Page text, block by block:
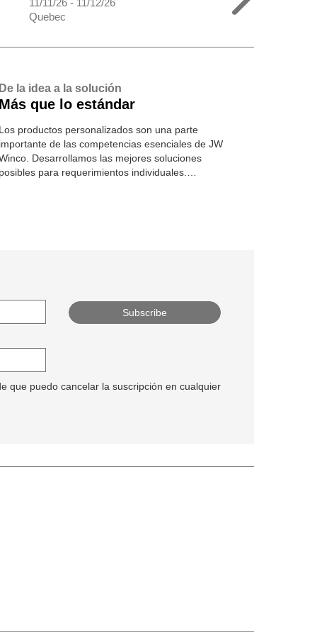
11/11/26 - 11/12/26
Quebec
la idea a la solución
que lo estándar
productos personalizados son una parte
de las competencias esenciales de JW
Desarrollamos las mejores soluciones
para requerimientos individuales.
que puedo cancelar la suscripción en cualquier